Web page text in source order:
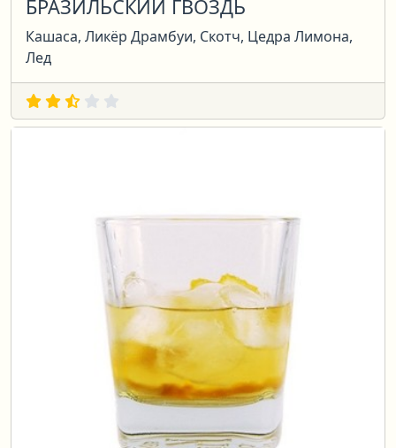
БРАЗИЛЬСКИЙ ГВОЗДЬ
Кашаса, Ликёр Драмбуи, Скотч, Цедра Лимона,
Лед